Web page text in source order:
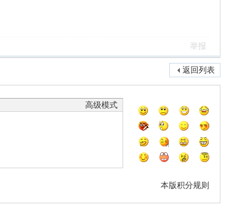
举报
返回列表
高级模式
本版积分规则